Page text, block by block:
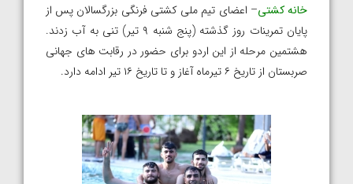
خانه کشتی– اعضای تیم ملی کشتی فرنگی بزرگسالان پس از
پایان تمرینات روز گذشته (پنج شنبه ۹ تیر) تنی به آب زدند.
هشتمین مرحله از این اردو برای حضور در رقابت های جهانی
صربستان از تاریخ ۶ تیرماه آغاز و تا تاریخ ۱۶ تیر ادامه دارد.